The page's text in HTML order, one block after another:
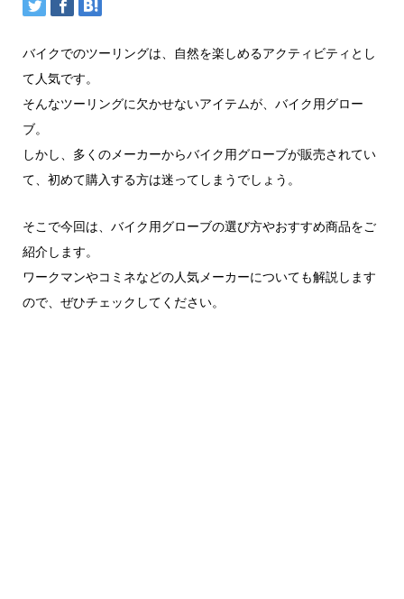
バイクでのツーリングは、自然を楽しめるアクティビティとし
て人気です。
そんなツーリングに欠かせないアイテムが、バイク用グロー
ブ。
しかし、多くのメーカーからバイク用グローブが販売されてい
て、初めて購入する方は迷ってしまうでしょう。
そこで今回は、バイク用グローブの選び方やおすすめ商品をご
紹介します。
ワークマンやコミネなどの人気メーカーについても解説します
ので、ぜひチェックしてください。